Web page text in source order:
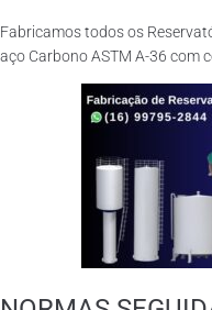
Fabricamos todos os
aço Carbono ASTM A-36 com